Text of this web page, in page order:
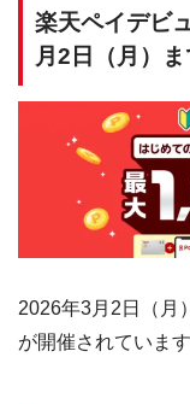
楽天ペイデビ
月2日（月）
2026年3月2日（月
が開催されています